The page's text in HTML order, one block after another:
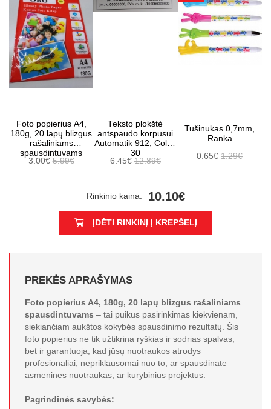
Foto popierius A4,
180g, 20 lapų blizgus
rašaliniams
spausdintuvams
3.00€5.99€
Teksto plokštė
antspaudo korpusui
Automatik 912, Colop
30
6.45€ 12.89€
Tušinukas 0,7mm,
Ranka
0.65€1.29€
Rinkinio kaina: 10.10€
ĮDĖTI RINKINĮ Į KREPŠELĮ
PREKĖS APRAŠYMAS
Foto popierius A4, 180g, 20 lapų blizgus rašaliniams
spausdintuvams – tai puikus pasirinkimas kiekvienam,
siekiančiam aukštos kokybės spausdinimo rezultatų. Šis
foto popierius ne tik užtikrina ryškias ir sodrias spalvas,
bet ir garantuoja, kad jūsų nuotraukos atrodys
profesionaliai, nepriklausomai nuo to, ar spausdinate
asmenines nuotraukas, ar kūrybinius projektus.
Pagrindinės savybės: